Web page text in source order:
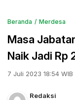
Beranda Merdesa
Masa
Naik Jadi Rp
7 Juli 2023 18:54 WIB
Redaksi